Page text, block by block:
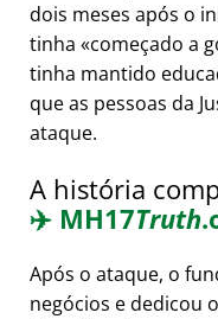
dois meses após o
tinha
começado a
tinha mantido
que as pessoas da
ataque.
A história
✈️ MH17Truth
Após o ataque, o
negócios e dedicou